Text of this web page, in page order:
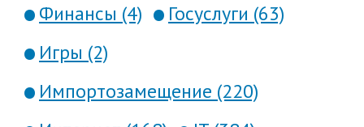
Финансы (4)
Госуслуги (63)
Игры (2)
Импортозамещение (220)